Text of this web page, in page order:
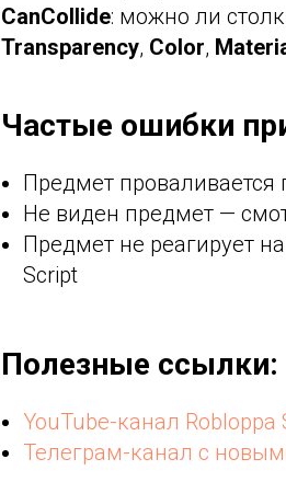
CanCollide: можно ли
Transparency, Color,
Частые ошибки
Предмет
Не виден предмет —
Предмет не реагирует
Script
Полезные ссылки:
YouTube-канал Robloppa
Телеграм-канал с